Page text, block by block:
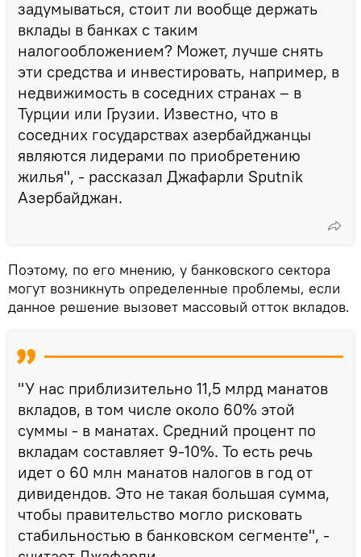
задумываться, стоит ли вообще держать
вклады в банках с таким
налогообложением? Может, лучше снять
эти средства и инвестировать, например, в
недвижимость в соседних странах – в
Турции или Грузии. Известно, что в
соседних государствах азербайджанцы
являются лидерами по приобретению
жилья", - рассказал Джафарли Sputnik
Азербайджан.
Поэтому, по его мнению, у банковского сектора
могут возникнуть определенные проблемы, если
данное решение вызовет массовый отток вкладов.
"У нас приблизительно 11,5 млрд манатов
вкладов, в том числе около 60% этой
суммы - в манатах. Средний процент по
вкладам составляет 9-10%. То есть речь
идет о 60 млн манатов налогов в год от
дивидендов. Это не такая большая сумма,
чтобы правительство могло рисковать
стабильностью в банковском сегменте", -